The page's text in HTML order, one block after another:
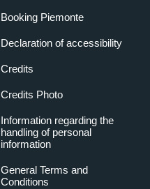
Booking Piemonte
Declaration of accessibility
Credits
Credits Photo
Information regarding the
handling of personal
information
General Terms and
Conditions